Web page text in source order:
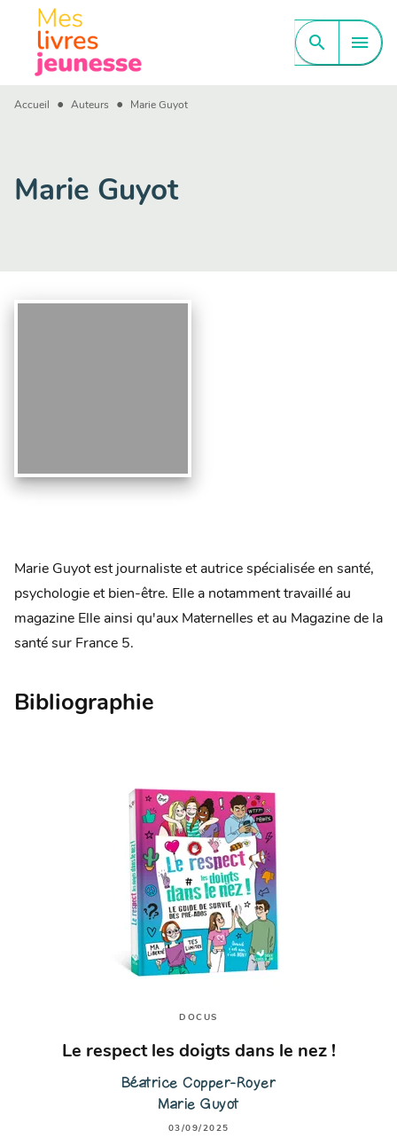
MENU CONTENU
PIED DE PAGE
search menu
Accueil • Auteurs • Marie Guyot
Marie Guyot
Marie Guyot est journaliste et autrice spécialisée en santé,
psychologie et bien-être. Elle a notamment travaillé au
magazine Elle ainsi qu'aux Maternelles et au Magazine de la
santé sur France 5.
Bibliographie
DOCUS
Le respect les doigts dans le nez !
Béatrice Copper-Royer
Marie Guyot
03/09/2025